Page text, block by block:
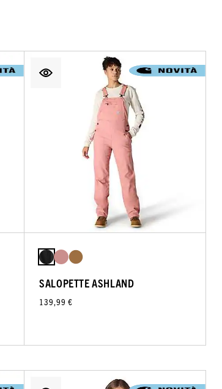
SALOPETTE ASHLAND
139,99 €